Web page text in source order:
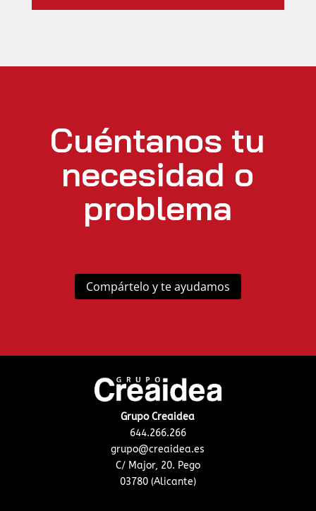
Cuéntanos tu
necesidad o
problema
Compártelo y te ayudamos
Grupo Creaidea
644.266.266
grupo@creaidea.es
C/ Major, 20. Pego
03780 (Alicante)